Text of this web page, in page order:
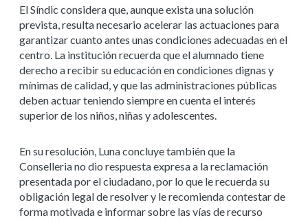
El Síndic considera que, aunque exista una solución
prevista, resulta necesario acelerar las actuaciones para
garantizar cuanto antes unas condiciones adecuadas en el
centro. La institución recuerda que el alumnado tiene
derecho a recibir su educación en condiciones dignas y
mínimas de calidad, y que las administraciones públicas
deben actuar teniendo siempre en cuenta el interés
superior de los niños, niñas y adolescentes.
En su resolución, Luna concluye también que la
Conselleria no dio respuesta expresa a la reclamación
presentada por el ciudadano, por lo que le recuerda su
obligación legal de resolver y le recomienda contestar de
forma motivada e informar sobre las vías de recurso